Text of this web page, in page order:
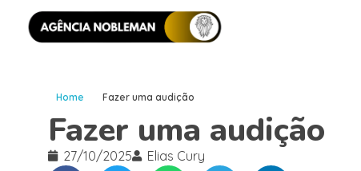
Home Fazer uma audição
Fazer uma audição
27/10/2025 Elias Cury